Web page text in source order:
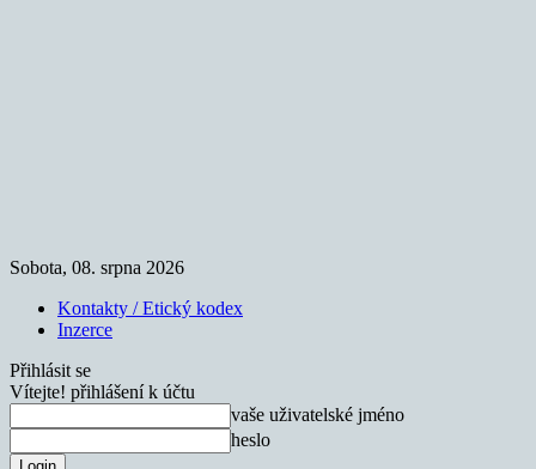
Sobota, 08. srpna 2026
Kontakty / Etický kodex
Inzerce
Přihlásit se
Vítejte! přihlášení k účtu
vaše uživatelské jméno
heslo